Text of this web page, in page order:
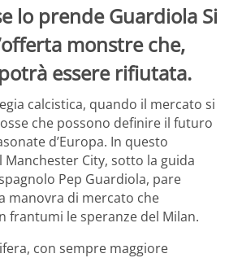
lo prende Guardiola Si
monstre che,
essere rifiutata.
calcistica, quando il mercato si
che possono definire il futuro
d’Europa. In questo
City, sotto la guida
Pep Guardiola, pare
manovra di mercato che
frantumi le speranze del Milan.
con sempre maggiore